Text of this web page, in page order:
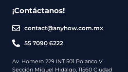
¡Contáctanos!
contact@anyhow.com.mx
55 7090 6222
Av. Homero 229 INT 501 Polanco V
Sección Miguel Hidalgo, 11560 Ciudad
Servicios
Envíos
Métodos
Regalos
Contacto